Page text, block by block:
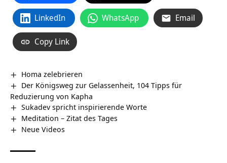
LinkedIn WhatsApp Email
Copy Link
Homa zelebrieren
Der Königsweg zur Gelassenheit, 104 Tipps für
Reduzierung von Kapha
Sukadev spricht inspirierende Worte
Meditation – Zitat des Tages
Neue Videos